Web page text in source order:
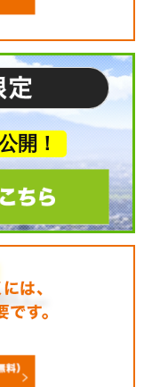
開！